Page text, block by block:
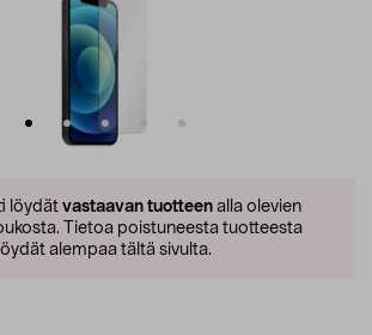
löydät vastaavan tuotteenalla olevien
Tietoa poistuneesta tuotteesta
löydät alempaa tältä sivulta.